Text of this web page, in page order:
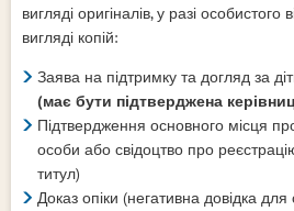
вигляді оригіналів, у разі
вигляді копій:
Заява на підтримку та догляд за
(має бути підтверджена
Підтвердження основного місця
особи або свідоцтво про
титул)
Доказ опіки (негативна довідка для